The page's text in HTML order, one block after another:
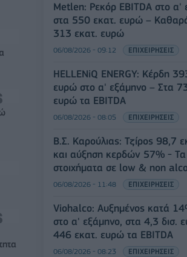
Metlen: Ρεκόρ EBITDA στο α'
στα 550 εκατ. ευρώ –
313 εκατ. ευρώ
06/08/2026 - 09:12 ΕΠΙΧΕΙΡΗΣΕΙΣ
HELLENiQ ENERGY: Κέρδη
ευρώ στο α' εξάμηνο – Στα
ευρώ τα EBITDA
06/08/2026 - 08:05 ΕΠΙΧΕΙΡΗΣΕΙΣ
Β.Σ. Καρούλιας: Τζίρος 98,7
και αύξηση κερδών 57% -
στοιχήματα σε low & non
06/08/2026 - 11:48 ΕΠΙΧΕΙΡΗΣΕΙΣ
Viohalco: Αυξημένος κατά
στο α' εξάμηνο, στα 4,3 δισ.
446 εκατ. ευρώ τα EBITDA
06/08/2026 - 08:23 ΕΠΙΧΕΙΡΗΣΕΙΣ